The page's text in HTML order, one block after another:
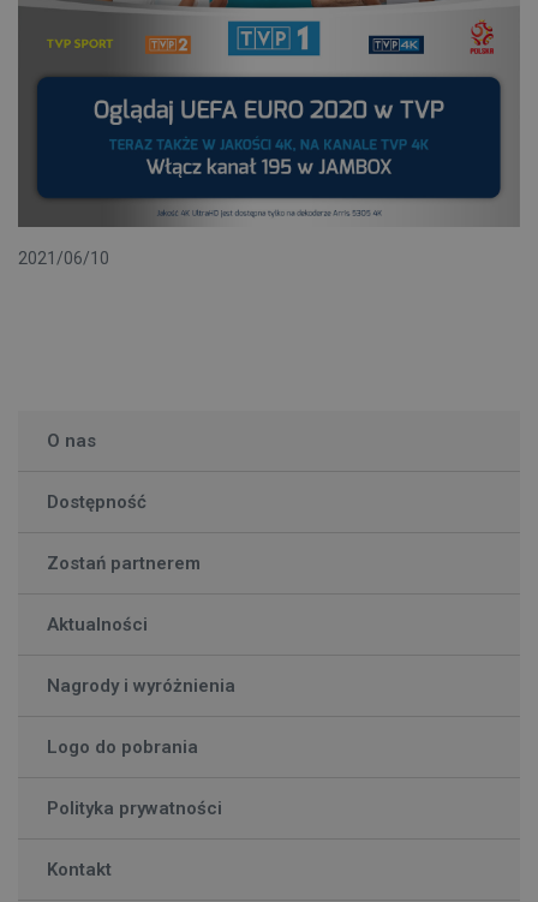
O nas
Dostępność
Zostań partnerem
Aktualności
Nagrody i wyróżnienia
Logo do pobrania
Polityka prywatności
Kontakt
2021/06/10